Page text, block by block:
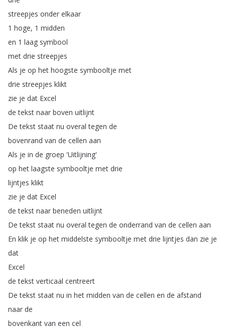
streepjes onder elkaar
1 hoge, 1 midden
en 1 laag symbool
met drie streepjes
Als je op het hoogste symbooltje met
drie streepjes klikt
zie je dat Excel
de tekst naar boven uitlijnt
De tekst staat nu overal tegen de
bovenrand van de cellen aan
Als je in de groep 'Uitlijning'
op het laagste symbooltje met drie
lijntjes klikt
zie je dat Excel
de tekst naar beneden uitlijnt
De tekst staat nu overal tegen de onderrand van de cellen aan
En klik je op het middelste symbooltje met drie lijntjes dan zie je
dat
Excel
de tekst verticaal centreert
De tekst staat nu in het midden van de cellen en de afstand
naar de
bovenkant van een cel